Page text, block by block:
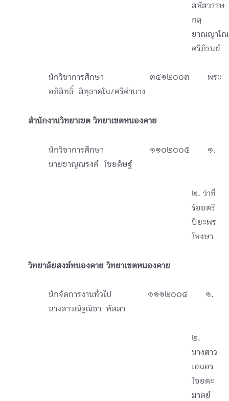
สหัสวรรษ
กลฺ
ยาณญาโ
ศรีภิรมย์
นักวิชาการศึกษา ๓๔๑๒๐๐๓ พระ
อภิสิทธิ์ สิทฺธาคโม/ศรีคำบาง
สำนักงานวิทยาเขต วิทยาเขตหนองคาย
นักวิชาการศึกษา ๑๑๐๒๐๐๕ ๑.
นายชาญณรงค์ ไชยดิษฐ์
๒. ว่าที่
ร้อยตรี
ปิยะพร
โหงษา
วิทยาลัยสงฆ์หนองคาย วิทยาเขตหนองคาย
นักจัดการงานทั่วไป ๑๑๑๒๐๐๔ ๑.
นางสาวณัฐณิชา หัสสา
๒.
นางสาว
เอมอร
ไชยตะ
มาตย์